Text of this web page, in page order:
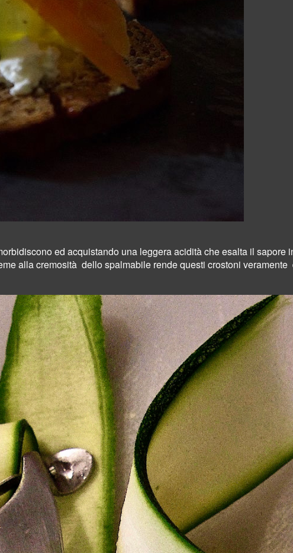
ed acquistando una leggera acidità cheesalta il sapore
alla cremosità dello spalmabile rende questi crostoni veramente